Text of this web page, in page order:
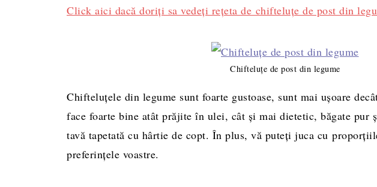
Click aici dacă doriți sa vedeți rețeta de chifteluţe de post din
Chifteluțe de post din legume
Chifteluțele din legume sunt foarte gustoase, sunt mai uşoare
face foarte bine atât prăjite în ulei, cât şi mai dietetic, băgate pur
tavă tapetată cu hârtie de copt. În plus, vă puteţi juca cu
preferințele voastre.